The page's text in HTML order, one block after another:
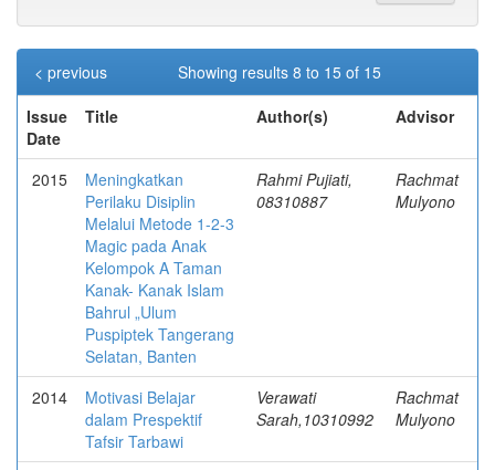
Showing results 8 to 15 of 15
< previous
Issue
Date
Title Author(s) Advisor
2015
Meningkatkan
Perilaku Disiplin
Melalui Metode 1-2-3
Magic pada Anak
Kelompok A Taman
Kanak- Kanak Islam
Bahrul „Ulum
Puspiptek Tangerang
Selatan, Banten
Rahmi Pujiati,
08310887
Rachmat
Mulyono
2014
Motivasi Belajar
dalam Prespektif
Tafsir Tarbawi
Verawati
Sarah,10310992
Rachmat
Mulyono